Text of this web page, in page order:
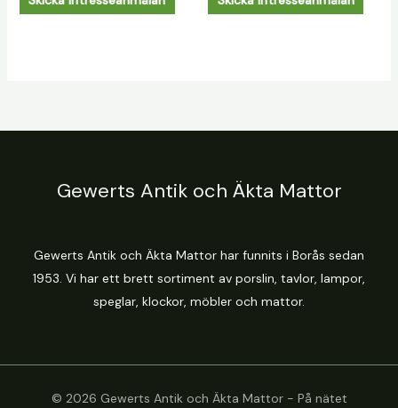
Gewerts Antik och Äkta Mattor
Gewerts Antik och Äkta Mattor har funnits i Borås sedan
1953. Vi har ett brett sortiment av porslin, tavlor, lampor,
speglar, klockor, möbler och mattor.
© 2026 Gewerts Antik och Äkta Mattor - På nätet